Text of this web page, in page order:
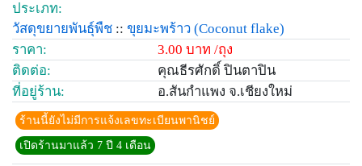
ประเภท:
วัสดุขยายพันธุ์พืช :: ขุยมะพร้าว (Coconut flake)
ราคา:
3.00 บาท /ถุง
ติดต่อ:
คุณธีรศักดิ์ ปินตาปิน
ที่อยู่ร้าน:
อ.สันกำแพง จ.เชียงใหม่
ร้านนี้ยังไม่มีการแจ้งเลขทะเบียนพานิชย์
เปิดร้านมาแล้ว 7 ปี 4 เดือน